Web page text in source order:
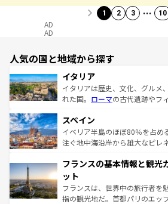
1 2 3 … 10
AD
AD
人気の国と地域から探す
イタリア
イタリアは歴史、文化、グルメ
れた国。 ローマの古代遺跡やフ
ろん、トスカーナの美しい田園
景など、自然景観も見逃せない
ピザやパスタなど、絶品のイタ
ませてくれるイタリアで、忘れ
なお、新着のイタリア情報は
しい。
スペイン
イベリア半島のほぼ80％を占め
注ぐ地中海沿岸から雄大なピレ
文化が根付くこの国では、情熱
れる闘牛、そして美味しいタパ
る。首都マドリードの洗練され
アートに溢れた街角から、地方
フランスの基本情報と観光
ット
フランスは、世界中の旅行者を
指の観光地だ。首都パリのエッ